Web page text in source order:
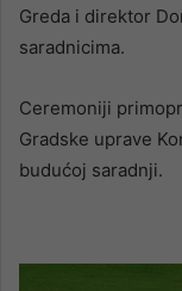
Greda i direktor
saradnicima.
Ceremoniji
Gradske uprave
budućoj saradnji.